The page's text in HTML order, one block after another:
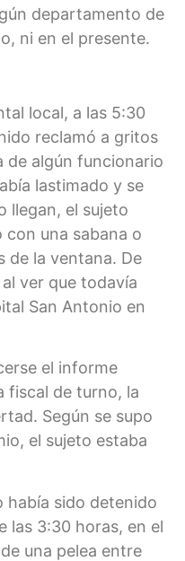
departamento de
ni en el presente.
local, a las 5:30
reclamó a gritos
de algún funcionario
lastimado y se
llegan, el sujeto
con una sabana o
de la ventana. De
ver que todavía
San Antonio en
el informe
fiscal de turno, la
Según se supo
el sujeto estaba
había sido detenido
las 3:30 horas, en el
una pelea entre